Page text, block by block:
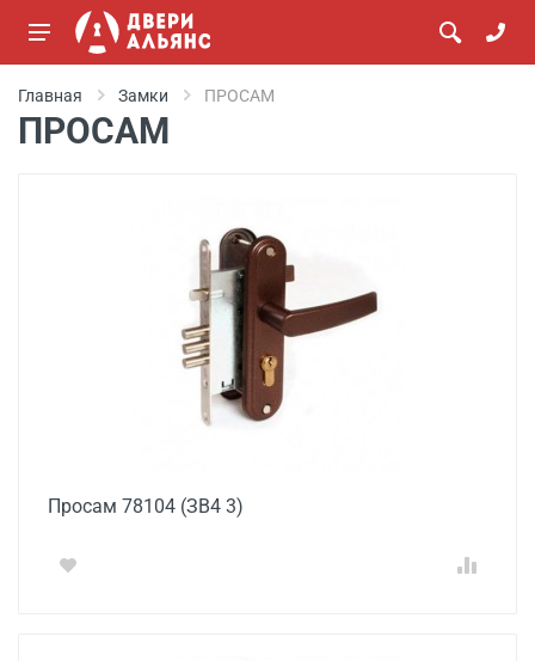
Главная Замки ПРОСАМ
ПРОСАМ
Просам 78104 (ЗВ4 3)